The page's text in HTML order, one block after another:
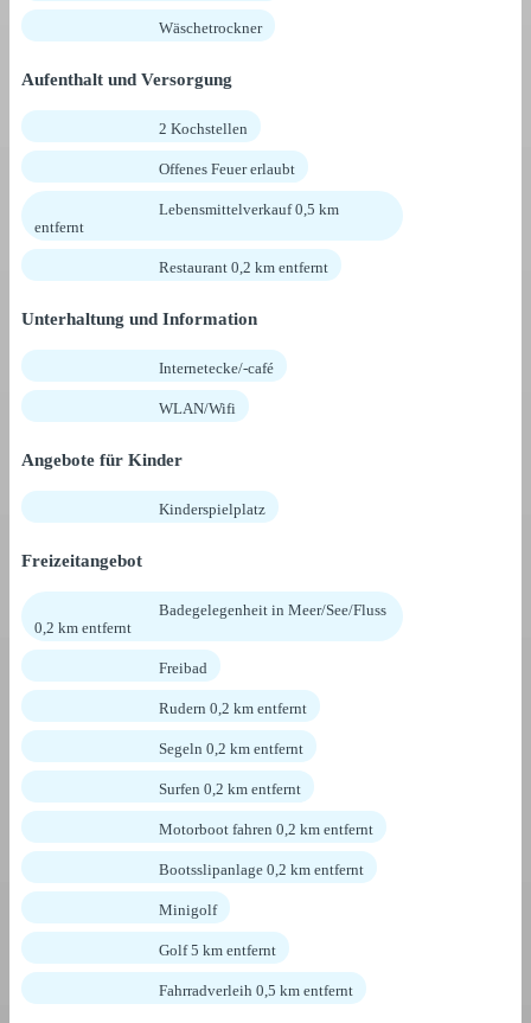
Wäschetrockner
Aufenthalt und Versorgung
2 Kochstellen
Offenes Feuer erlaubt
Lebensmittelverkauf 0,5 km
entfernt
Restaurant 0,2 km entfernt
Unterhaltung und Information
Internetecke/-café
WLAN/Wifi
Angebote für Kinder
Kinderspielplatz
Freizeitangebot
Badegelegenheit in Meer/See/Fluss
0,2 km entfernt
Freibad
Rudern 0,2 km entfernt
Segeln 0,2 km entfernt
Surfen 0,2 km entfernt
Motorboot fahren 0,2 km entfernt
Bootsslipanlage 0,2 km entfernt
Minigolf
Golf 5 km entfernt
Fahrradverleih 0,5 km entfernt